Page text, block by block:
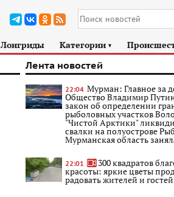
Лонгриды Категории ►
Лента новостей
22:04 Мурман: Главное за
Общество Владимир
закон об определении
рыболовных участков
"Чистой Арктики"
свалки на полуострове
Мурманская область
22:01 300 квадратов
красоты: яркие цветы
радовать жителей и